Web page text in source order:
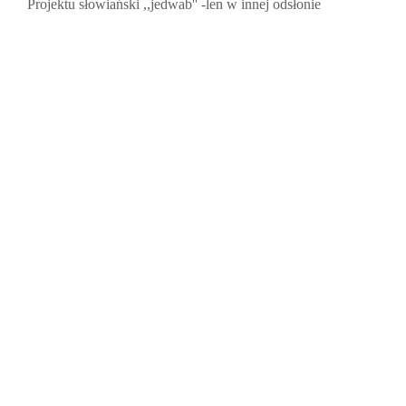
Projektu słowiański ,,jedwab'' -len w innej odsłonie